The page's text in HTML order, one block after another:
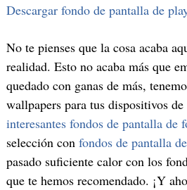
Descargar fondo de pantalla de
No te pienses que la cosa acaba
realidad. Esto no acaba más que
quedado con ganas de más,
wallpapers para tus dispositivos
interesantes fondos de pantalla de
selección con fondos de pantalla
pasado suficiente calor con los
que te hemos recomendado. ¡Y